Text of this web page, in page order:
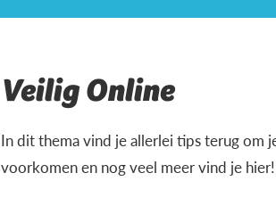
Veilig Online
In dit thema vind je allerlei tips terug om
voorkomen en nog veel meer vind je hier!